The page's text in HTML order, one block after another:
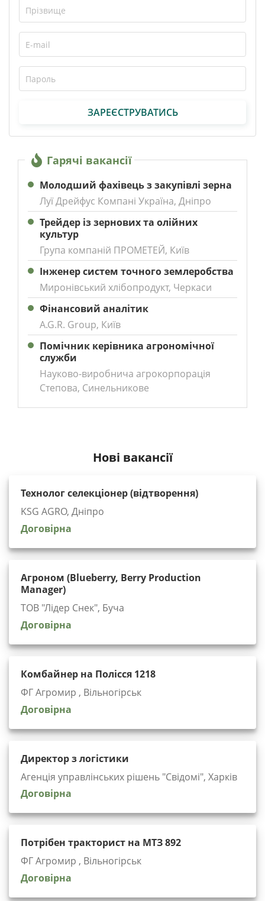
ЗАРЕЄСТРУВАТИСЬ
Гарячі вакансії
Молодший фахівець з закупівлі зерна
Луї Дрейфус Компані Україна, Дніпро
Трейдер із зернових та олійних
культур
Група компаній ПРОМЕТЕЙ, Київ
Інженер систем точного землеробства
Миронівський хлібопродукт, Черкаси
Фінансовий аналітик
A.G.R. Group, Київ
Помічник керівника агрономічної
служби
Науково-виробнича агрокорпорація
Степова, Синельникове
Нові вакансії
Технолог селекціонер (відтворення)
KSG AGRO, Дніпро
Договірна
Агроном (Blueberry, Berry Production
Manager)
ТОВ "Лідер Снек", Буча
Договірна
Комбайнер на Полісся 1218
ФГ Агромир , Вільногірськ
Договірна
Директор з логістики
Агенція управлінських рішень "Cвідомі", Харків
Договірна
Потрібен тракторист на МТЗ 892
ФГ Агромир , Вільногірськ
Договірна